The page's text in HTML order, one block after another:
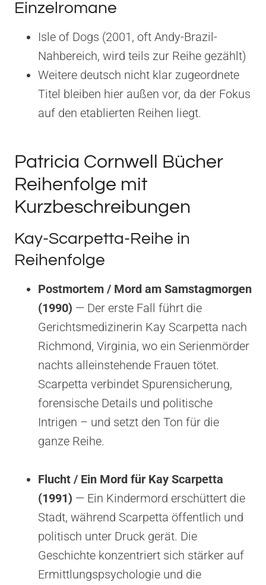
Einzelromane
Isle of Dogs (2001, oft Andy-Brazil-
Nahbereich, wird teils zur Reihe gezählt)
Weitere deutsch nicht klar zugeordnete
Titel bleiben hier außen vor, da der Fokus
auf den etablierten Reihen liegt.
Patricia Cornwell Bücher
Reihenfolge mit
Kurzbeschreibungen
Kay-Scarpetta-Reihe in
Reihenfolge
Postmortem / Mord am Samstagmorgen
(1990) — Der erste Fall führt die
Gerichtsmedizinerin Kay Scarpetta nach
Richmond, Virginia, wo ein Serienmörder
nachts alleinstehende Frauen tötet.
Scarpetta verbindet Spurensicherung,
forensische Details und politische
Intrigen – und setzt den Ton für die
ganze Reihe.
Flucht / Ein Mord für Kay Scarpetta
(1991) — Ein Kindermord erschüttert die
Stadt, während Scarpetta öffentlich und
politisch unter Druck gerät. Die
Geschichte konzentriert sich stärker auf
Ermittlungspsychologie und die